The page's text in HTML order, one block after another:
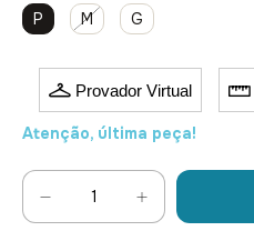
P M G
Provador Virtual
Atenção, última peça!